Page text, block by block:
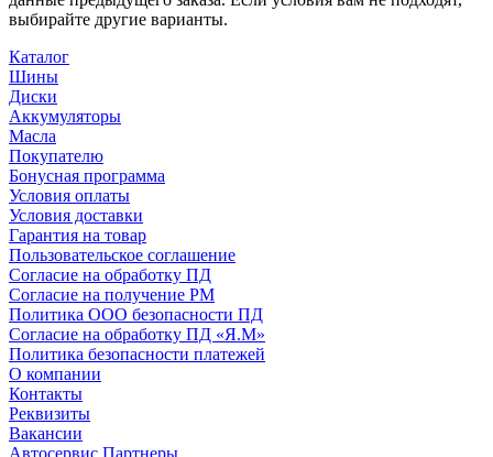
выбирайте другие варианты.
Каталог
Шины
Диски
Аккумуляторы
Масла
Покупателю
Бонусная программа
Условия оплаты
Условия доставки
Гарантия на товар
Пользовательское соглашение
Согласие на обработку ПД
Согласие на получение РМ
Политика ООО безопасности ПД
Согласие на обработку ПД «Я.М»
Политика безопасности платежей
О компании
Контакты
Реквизиты
Вакансии
Автосервис Партнеры